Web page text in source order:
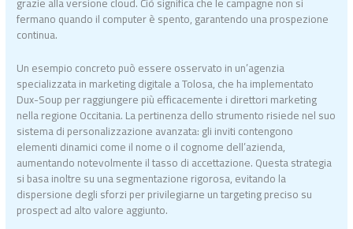
fermano quando il computer è spento, garantendo una prospezione
continua.
Un esempio concreto può essere osservato in un’agenzia
specializzata in marketing digitale a Tolosa, che ha implementato
Dux-Soup per raggiungere più efficacemente i direttori marketing
nella regione Occitania. La pertinenza dello strumento risiede nel suo
sistema di personalizzazione avanzata: gli inviti contengono
elementi dinamici come il nome o il cognome dell’azienda,
aumentando notevolmente il tasso di accettazione. Questa strategia
si basa inoltre su una segmentazione rigorosa, evitando la
dispersione degli sforzi per privilegiarne un targeting preciso su
prospect ad alto valore aggiunto.